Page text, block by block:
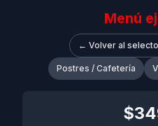
Menú
← Volver al
Postres / Cafetería